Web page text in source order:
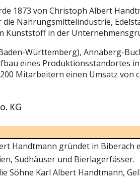
1873 von Christoph Albert
Nahrungsmittelindustrie,
Kunststoff in der
Württemberg), Annaberg-
eines Produktionsstandortes
Mitarbeitern einen Umsatz
KG
Handtmann gründet in Biberach
Sudhäuser und Bierlagerfässer.
Söhne Karl Albert Handtmann,